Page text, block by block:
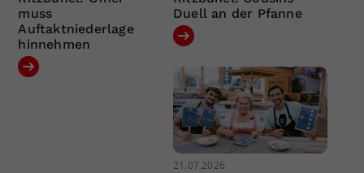
muss
Auftaktniederlage
hinnehmen
Duell an der Pfanne
21.07.2026